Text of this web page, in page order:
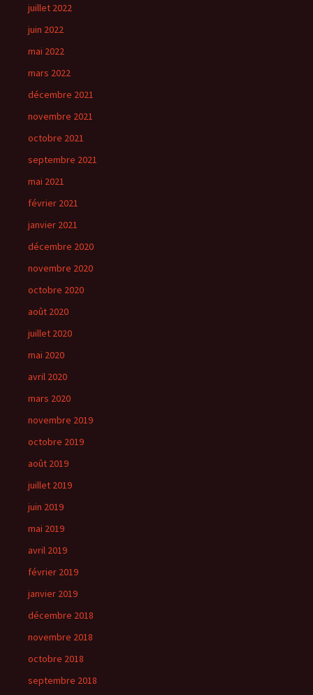
juillet 2022
juin 2022
mai 2022
mars 2022
décembre 2021
novembre 2021
octobre 2021
septembre 2021
mai 2021
février 2021
janvier 2021
décembre 2020
novembre 2020
octobre 2020
août 2020
juillet 2020
mai 2020
avril 2020
mars 2020
novembre 2019
octobre 2019
août 2019
juillet 2019
juin 2019
mai 2019
avril 2019
février 2019
janvier 2019
décembre 2018
novembre 2018
octobre 2018
septembre 2018